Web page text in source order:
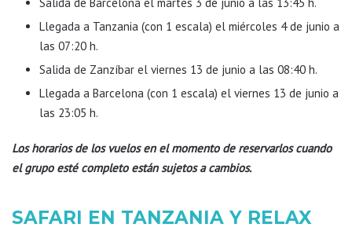
Llegada a Tanzania (con 1 escala) el miércoles 4 de junio a
las 07:20 h.
Salida de Zanzíbar el viernes 13 de junio a las 08:40 h.
Llegada a Barcelona (con 1 escala) el viernes 13 de junio a
las 23:05 h.
Los horarios de los vuelos en el momento de reservarlos cuando
el grupo esté completo están sujetos a cambios.
SAFARI EN TANZANIA Y RELAX